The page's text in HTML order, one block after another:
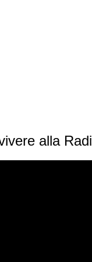
alla